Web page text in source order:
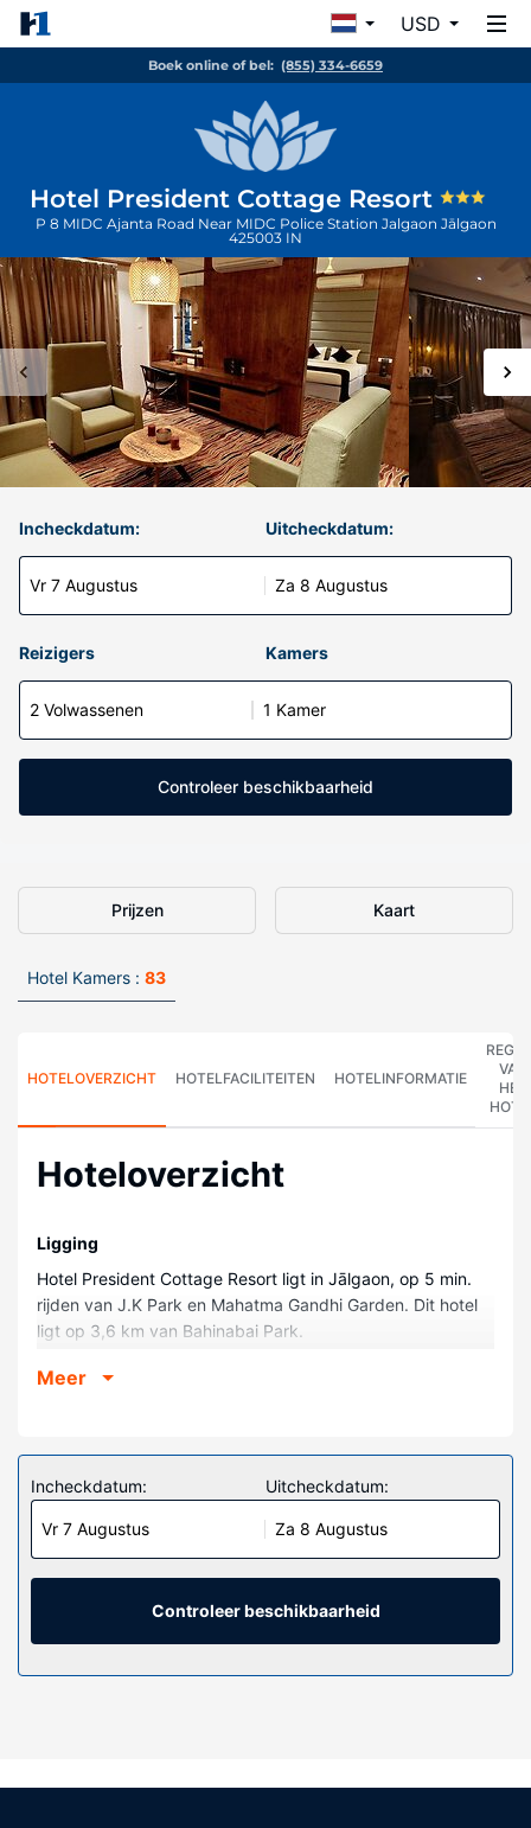
USD
Boek online of bel: (855) 334-6659
Hotel President Cottage Resort
P 8 MIDC Ajanta Road Near MIDC Police Station Jalgaon Jālgaon
425003 IN
Incheckdatum:
Vr 7 Augustus
Uitcheckdatum:
Za 8 Augustus
Reizigers Kamers
2 Volwassenen 1 Kamer
Controleer beschikbaarheid
Prijzen Kaart
Hotel Kamers : 83
HOTELOVERZICHT HOTELFACILITEITEN HOTELINFORMATIE
VAN
HET
Hoteloverzicht
Ligging
Hotel President Cottage Resort ligt in Jālgaon, op 5 min.
rijden van J.K Park en Mahatma Gandhi Garden. Dit hotel
ligt op 3,6 km van Bahinabai Park.
Kamers
Badkamers met een douche zijn voorzien.
Algemene voorziening
Geniet van een binnenzwembad of profiteer van een
Stil je honger met een lunch of diner bij CHANAKYA HALL,
een restaurant van dit hotel. Je kunt ook lekker binnen
blijven en van de roomservice (beperkte tijden) profiteren.
Meer
Incheckdatum:
Vr 7 Augustus
Uitcheckdatum:
Za 8 Augustus
Controleer beschikbaarheid